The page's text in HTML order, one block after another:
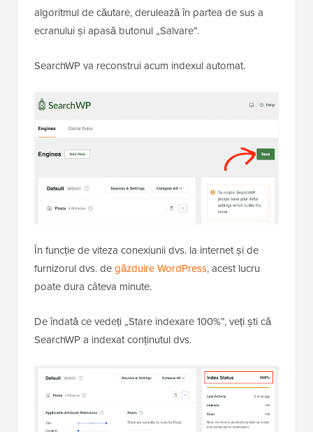
algoritmul de căutare, derulează în partea de sus a
ecranului și apasă butonul „Salvare”.
SearchWP va reconstrui acum indexul automat.
În funcție de viteza conexiunii dvs. la internet și de
furnizorul dvs. degăzduire WordPress, acest lucru
poate dura câteva minute.
De îndată ce vedeți „Stare indexare 100%”, veți ști că
SearchWP a indexat conținutul dvs.